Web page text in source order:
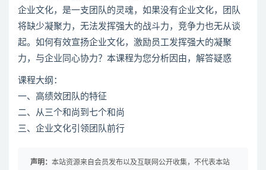
企业文化，是一支团队的灵魂，如果没有企业文化，团队
将缺少凝聚力，无法发挥强大的战斗力，竞争力也无从谈
起。如何有效宣扬企业文化，激励员工发挥强大的凝聚
力，与企业同心协力？本课程为您分析因由，解答疑惑
课程大纲：
一、高绩效团队的特征
二、从三个和尚到七个和尚
三、企业文化引领团队前行
声明： 本站资源来自会员发布以及互联网公开收集，不代表本站